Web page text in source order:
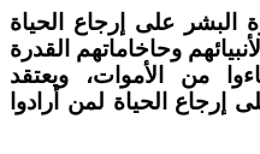
البشر على إرجاع الحياة
وحاخاماتهم القدرة
من الأموات، ويعتقد
الحياة لمن أرادوا